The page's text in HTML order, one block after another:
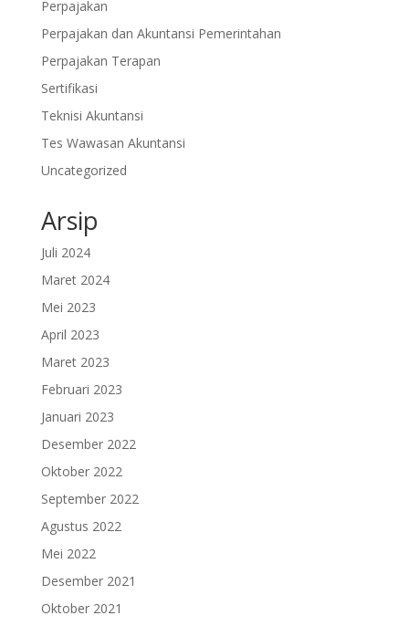
Perpajakan
Perpajakan dan Akuntansi Pemerintahan
Perpajakan Terapan
Sertifikasi
Teknisi Akuntansi
Tes Wawasan Akuntansi
Uncategorized
Arsip
Juli 2024
Maret 2024
Mei 2023
April 2023
Maret 2023
Februari 2023
Januari 2023
Desember 2022
Oktober 2022
September 2022
Agustus 2022
Mei 2022
Desember 2021
Oktober 2021